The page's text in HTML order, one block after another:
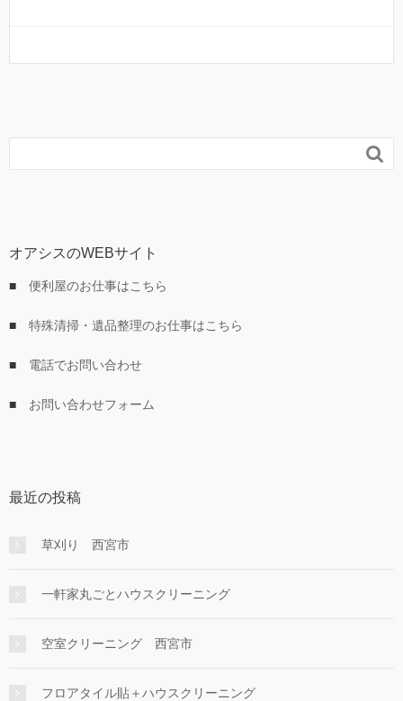

オアシスのWEBサイト
■ 便利屋のお仕事はこちら
■ 特殊清掃・遺品整理のお仕事はこちら
■ 電話でお問い合わせ
■ お問い合わせフォーム
最近の投稿
草刈り 西宮市
一軒家丸ごとハウスクリーニング
空室クリーニング 西宮市
フロアタイル貼＋ハウスクリーニング